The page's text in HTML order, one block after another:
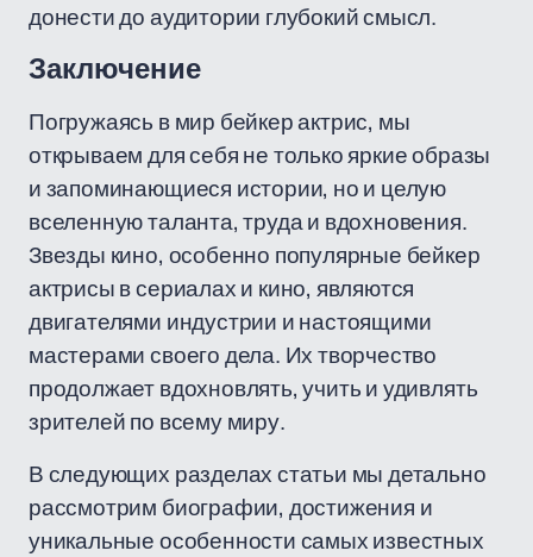
донести до аудитории глубокий смысл.
Заключение
Погружаясь в мир бейкер актрис, мы
открываем для себя не только яркие образы
и запоминающиеся истории, но и целую
вселенную таланта, труда и вдохновения.
Звезды кино, особенно популярные бейкер
актрисы в сериалах и кино, являются
двигателями индустрии и настоящими
мастерами своего дела. Их творчество
продолжает вдохновлять, учить и удивлять
зрителей по всему миру.
В следующих разделах статьи мы детально
рассмотрим биографии, достижения и
уникальные особенности самых известных